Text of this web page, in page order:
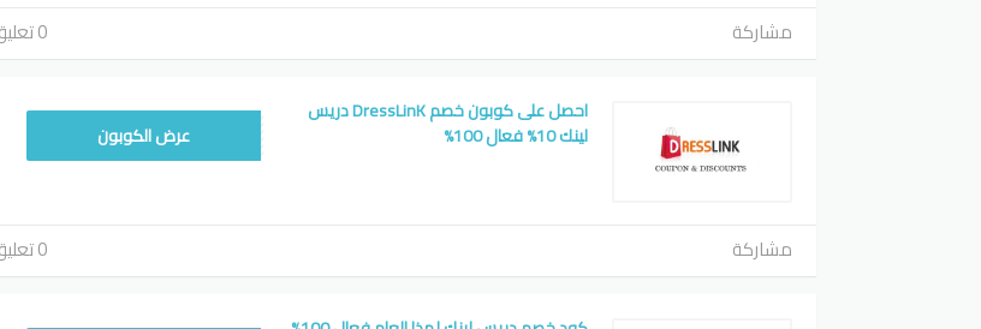
مشاركة 0 تعليق
احصل على كوبون خصم DressLinK دريس
لينك 10% فعال 100%
DLAPR2عرض الكوبون
مشاركة 0 تعليق